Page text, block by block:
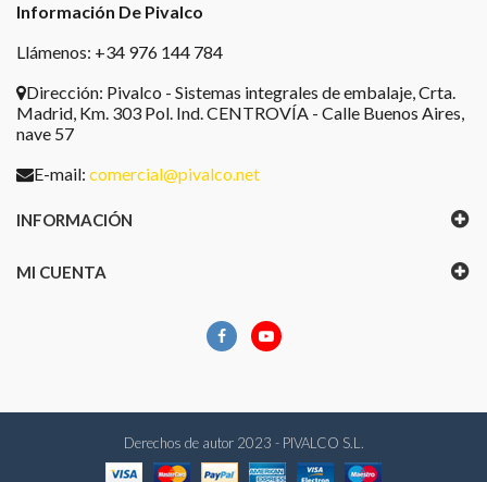
Información De Pivalco
Llámenos: +34 976 144 784
Dirección: Pivalco - Sistemas integrales de embalaje, Crta.
Madrid, Km. 303 Pol. Ind. CENTROVÍA - Calle Buenos Aires,
nave 57
E-mail: comercial@pivalco.net
INFORMACIÓN
MI CUENTA
Derechos de autor 2023 - PIVALCO S.L.